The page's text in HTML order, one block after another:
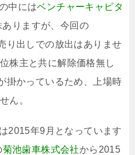
中にはベンチャーキャピタ
りますが、今回の
り出しでの放出はありませ
株主と共に解除価格無し
掛かっているため、上場時
ん。
2015年9月となっています
菊池歯車株式会社から2015